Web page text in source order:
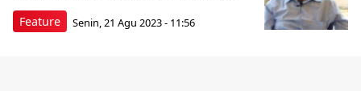
Feature Senin, 21 Agu 2023 - 11:56